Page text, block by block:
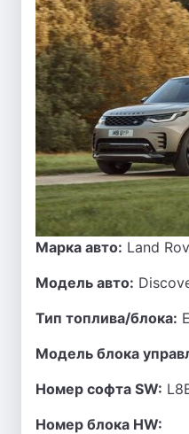
Марка авто: Land
Модель авто:
Тип топлива/блока:
Модель блока
Номер софта SW:
Номер блока HW: